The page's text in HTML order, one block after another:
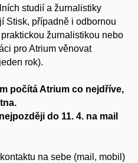
studií a žurnalistiky
Stisk, případně i odbornou
žurnalistikou nebo
pro Atrium věnovat
rok).
počítá Atrium co nejdříve,
do 11. 4. na mail
na sebe (mail, mobil)